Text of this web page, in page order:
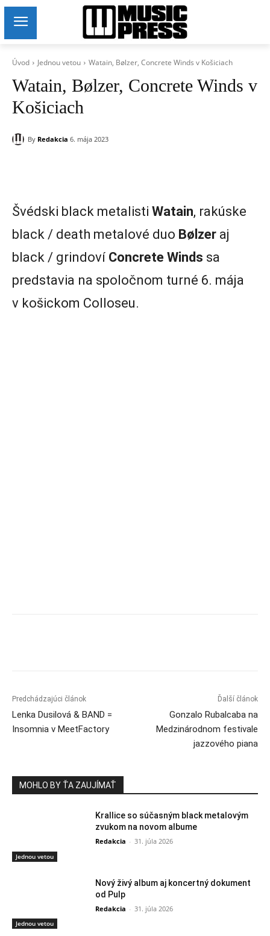
Úvod Jednou vetou Watain, Bølzer, Concrete Winds v Košiciach
Watain, Bølzer, Concrete Winds v
Košiciach
By Redakcia 6. mája 2023
Švédski black metalisti Watain, rakúske
black / death metalové duo Bølzer aj
black / grindoví Concrete Winds sa
predstavia na spoločnom turné 6. mája
v košickom Colloseu.
Predchádzajúci článok
Lenka Dusilová & BAND =
Insomnia v MeetFactory
Ďalší článok
Gonzalo Rubalcaba na
Medzinárodnom festivale
jazzového piana
MOHLO BY ŤA ZAUJÍMAŤ
Jednou vetou
Krallice so súčasným black metalovým
zvukom na novom albume
Redakcia - 31. júla 2026
Jednou vetou
Nový živý album aj koncertný dokument
od Pulp
Redakcia - 31. júla 2026